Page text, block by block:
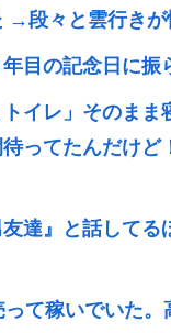
→段々と雲行きが
目の記念日に振
イレ」そのまま
ってたんだけ
達』と話して
って稼いでいた